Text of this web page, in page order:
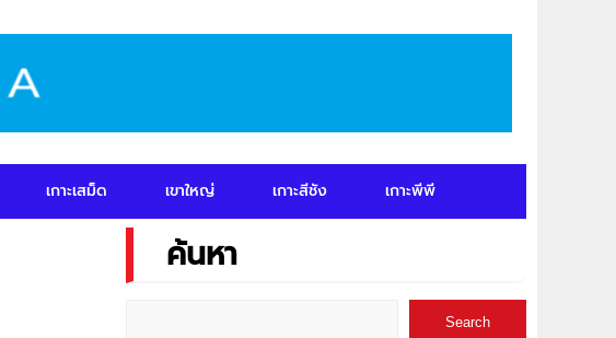
เกาะเสม็ด เขาใหญ่ เกาะสีชัง เกาะพีพี
ค้นหา
Search